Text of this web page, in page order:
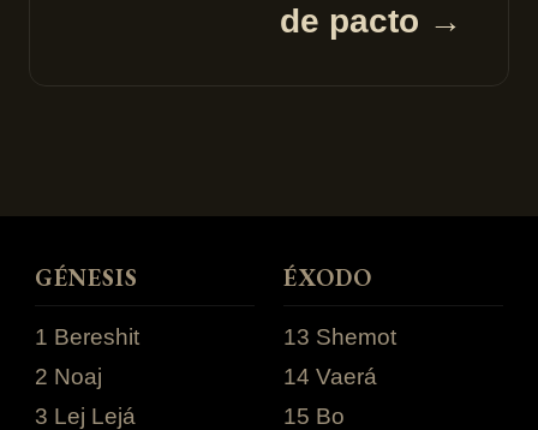
de pacto →
GÉNESIS
1 Bereshit
2 Noaj
3 Lej Lejá
ÉXODO
13 Shemot
14 Vaerá
15 Bo